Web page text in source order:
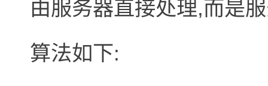
由服务器直接处理,而是
算法如下: